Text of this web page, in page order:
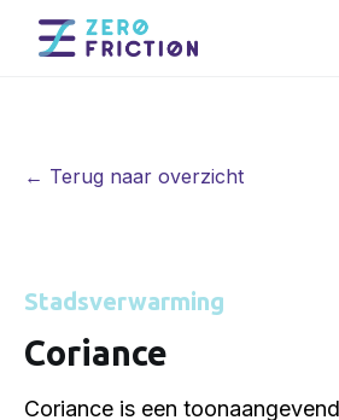
← Terug naar overzicht
Stadsverwarming
Coriance
Coriance is een